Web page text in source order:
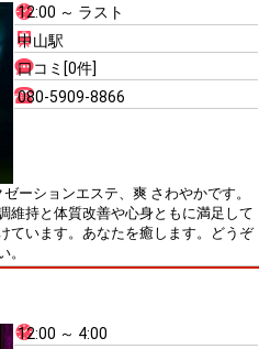
12:00 ～ ラスト
中山駅
口コミ[0件]
080-5909-8866
ーションエステ、爽 さわやかです。
維持と体質改善や心身ともに満足して
ています。あなたを癒します。どうぞ
。
12:00 ～ 4:00